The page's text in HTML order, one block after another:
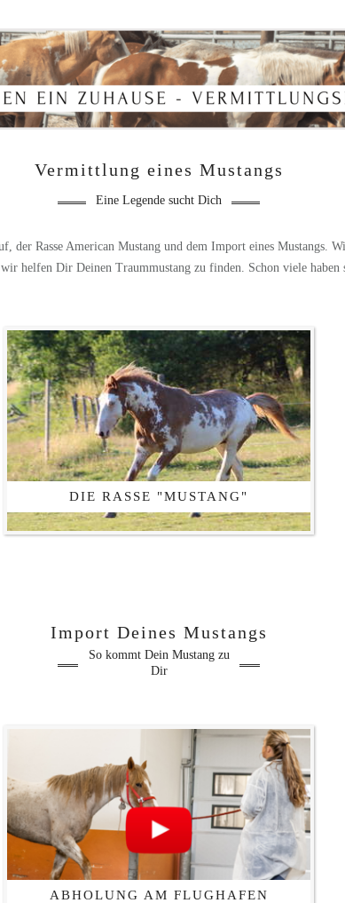
Vermittlung eines Mustangs
Eine Legende sucht Dich
Rasse American Mustang und dem Import eines Mustangs.
helfen Dir Deinen Traummustang zu finden. Schon viele
DIE RASSE "MUSTANG"
Import Deines Mustangs
So kommt Dein Mustang zu
Dir
ABHOLUNG AM FLUGHAFEN